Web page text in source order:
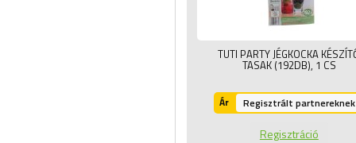
TUTI PARTY JÉGKOCKA
TASAK (192DB), 1 CS
Ár Regisztrált partnereknek
Regisztráció